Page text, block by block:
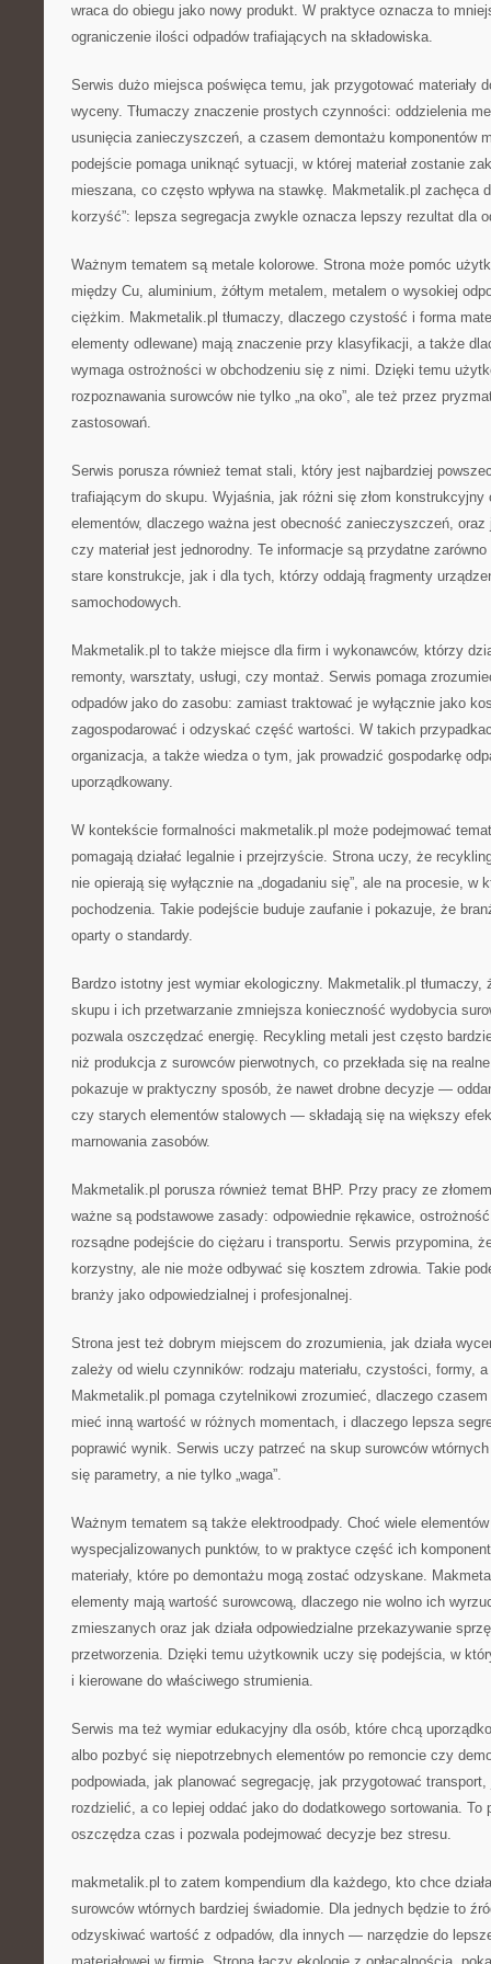
wraca do obiegu jako nowy produkt. W praktyce oznacza to
ograniczenie ilości odpadów trafiających na składowiska.
Serwis dużo miejsca poświęca temu, jak przygotować materiały
wyceny. Tłumaczy znaczenie prostych czynności: oddzielenia
usunięcia zanieczyszczeń, a czasem demontażu komponentów
podejście pomaga uniknąć sytuacji, w której materiał zostanie
mieszana, co często wpływa na stawkę. Makmetalik.pl zachęca
korzyść”: lepsza segregacja zwykle oznacza lepszy rezultat dla
Ważnym tematem są metale kolorowe. Strona może pomóc
między Cu, aluminium, żółtym metalem, metalem o wysokiej
ciężkim. Makmetalik.pl tłumaczy, dlaczego czystość i forma
elementy odlewane) mają znaczenie przy klasyfikacji, a także
wymaga ostrożności w obchodzeniu się z nimi. Dzięki temu
rozpoznawania surowców nie tylko „na oko”, ale też przez
zastosowań.
Serwis porusza również temat stali, który jest najbardziej
trafiającym do skupu. Wyjaśnia, jak różni się złom konstrukcyjny
elementów, dlaczego ważna jest obecność zanieczyszczeń, oraz
czy materiał jest jednorodny. Te informacje są przydatne
stare konstrukcje, jak i dla tych, którzy oddają fragmenty
samochodowych.
Makmetalik.pl to także miejsce dla firm i wykonawców, którzy
remonty, warsztaty, usługi, czy montaż. Serwis pomaga
odpadów jako do zasobu: zamiast traktować je wyłącznie jako
zagospodarować i odzyskać część wartości. W takich
organizacja, a także wiedza o tym, jak prowadzić gospodarkę
uporządkowany.
W kontekście formalności makmetalik.pl może podejmować
pomagają działać legalnie i przejrzyście. Strona uczy, że
nie opierają się wyłącznie na „dogadaniu się”, ale na procesie, w
pochodzenia. Takie podejście buduje zaufanie i pokazuje, że
oparty o standardy.
Bardzo istotny jest wymiar ekologiczny. Makmetalik.pl tłumaczy,
skupu i ich przetwarzanie zmniejsza konieczność wydobycia
pozwala oszczędzać energię. Recykling metali jest często
niż produkcja z surowców pierwotnych, co przekłada się na
pokazuje w praktyczny sposób, że nawet drobne decyzje —
czy starych elementów stalowych — składają się na większy
marnowania zasobów.
Makmetalik.pl porusza również temat BHP. Przy pracy ze
ważne są podstawowe zasady: odpowiednie rękawice,
rozsądne podejście do ciężaru i transportu. Serwis przypomina,
korzystny, ale nie może odbywać się kosztem zdrowia. Takie
branży jako odpowiedzialnej i profesjonalnej.
Strona jest też dobrym miejscem do zrozumienia, jak działa
zależy od wielu czynników: rodzaju materiału, czystości, formy,
Makmetalik.pl pomaga czytelnikowi zrozumieć, dlaczego
mieć inną wartość w różnych momentach, i dlaczego lepsza
poprawić wynik. Serwis uczy patrzeć na skup surowców
się parametry, a nie tylko „waga”.
Ważnym tematem są także elektroodpady. Choć wiele
wyspecjalizowanych punktów, to w praktyce część ich
materiały, które po demontażu mogą zostać odzyskane.
elementy mają wartość surowcową, dlaczego nie wolno ich
zmieszanych oraz jak działa odpowiedzialne przekazywanie
przetworzenia. Dzięki temu użytkownik uczy się podejścia, w
i kierowane do właściwego strumienia.
Serwis ma też wymiar edukacyjny dla osób, które chcą
albo pozbyć się niepotrzebnych elementów po remoncie czy
podpowiada, jak planować segregację, jak przygotować
rozdzielić, a co lepiej oddać jako do dodatkowego sortowania. To
oszczędza czas i pozwala podejmować decyzje bez stresu.
makmetalik.pl to zatem kompendium dla każdego, kto chce
surowców wtórnych bardziej świadomie. Dla jednych będzie to
odzyskiwać wartość z odpadów, dla innych — narzędzie do